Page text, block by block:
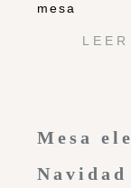
mesa
Mesa
Navidad